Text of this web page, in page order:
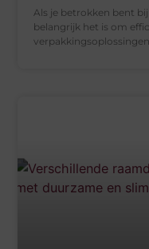
Als je betrokken bent
belangrijk het is om